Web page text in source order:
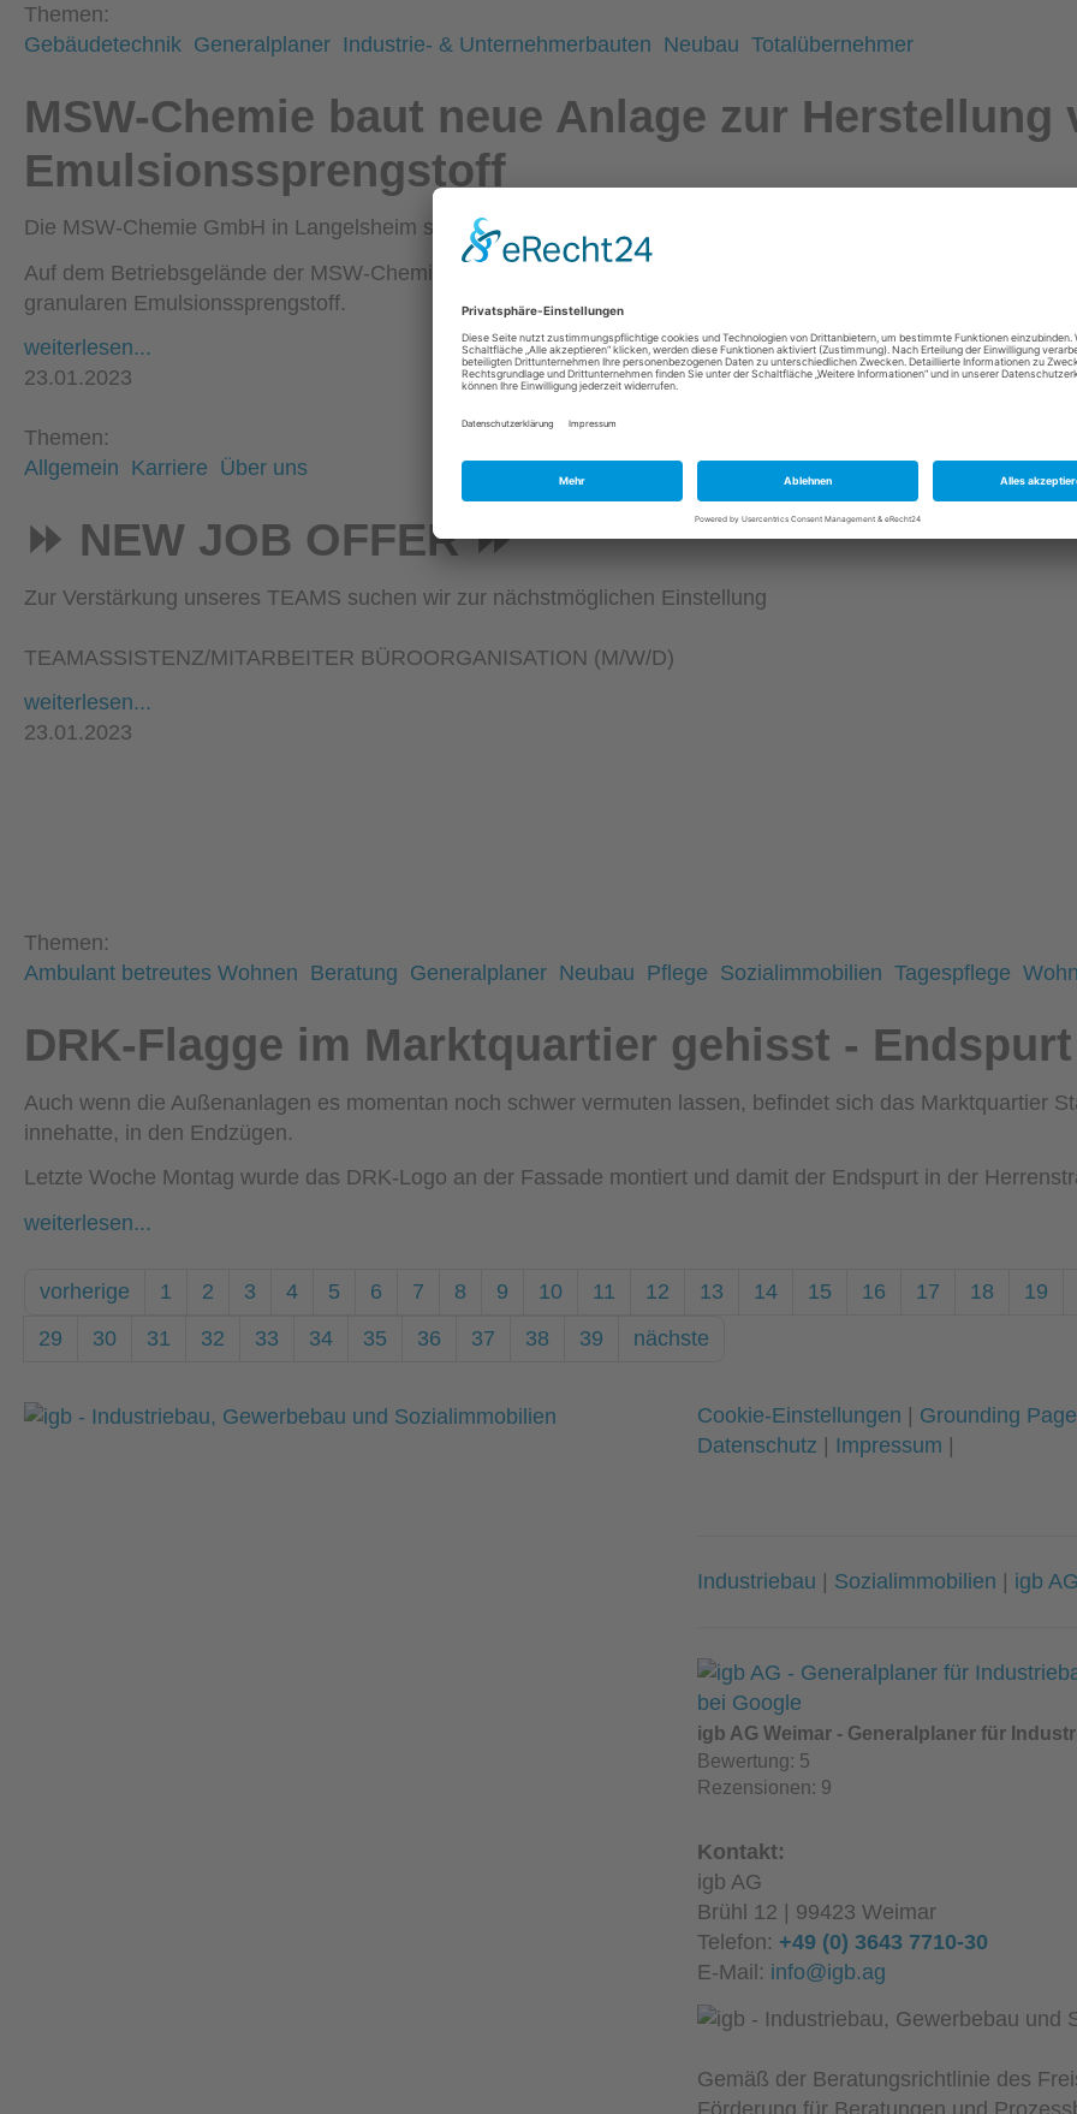
Themen:
Gebäudetechnik Generalplaner Industrie- & Unternehmerbauten Neubau Totalübernehmer
MSW-Chemie baut neue Anlage zur
Emulsionssprengstoff
Die MSW-Chemie GmbH in Langelsheim schlägt ein neues Kapitel ihrer Unternehmensgeschichte auf.
Auf dem Betriebsgelände der MSW-Chemie entsteht in den nächsten ca. 18 Monaten eine moderne
granularen Emulsionssprengstoff.
weiterlesen...
23.01.2023
Themen:
Allgemein Karriere Über uns
⏩ NEW JOB OFFER ⏩
Zur Verstärkung unseres TEAMS suchen wir zur nächstmöglichen Einstellung
TEAMASSISTENZ/MITARBEITER BÜROORGANISATION (M/W/D)
weiterlesen...
23.01.2023
Themen:
Ambulant betreutes Wohnen Beratung Generalplaner Neubau Pflege Sozialimmobilien Tagespflege
DRK-Flagge im Marktquartier gehisst -
Auch wenn die Außenanlagen es momentan noch schwer vermuten lassen, befindet sich das Marktquartier
innehatte, in den Endzügen.
Letzte Woche Montag wurde das DRK-Logo an der Fassade montiert und damit der Endspurt in der
weiterlesen...
vorherige 1 2 3 4 5 6 7 8 9 10 11 12 13 14 15 16 17 18
19
29
30 31 32 33 34 35 36 37 38 39 nächste
Cookie-Einstellungen | Grounding Page
Datenschutz | Impressum |
Industriebau Sozialimmobilien igb
igb AG Weimar - Generalplaner für
Bewertung: 5
Rezensionen: 9
Kontakt:
igb AG
Brühl 12 | 99423 Weimar
Telefon: +49 (0) 3643 7710-30
E-Mail: info@igb.ag
Gemäß der Beratungsrichtlinie des
Förderung für Beratungen und